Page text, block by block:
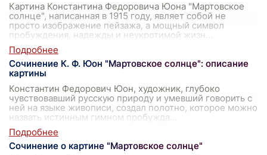
Картина Константина Федоровича Юона "Мартовское
солнце", написанная в 1915 году, являет собой не
просто изображение пейзажа, а мощный символ
пробуждения, надежды и неукротимой жизн
Сочинение К. Ф. Юон "Мартовское солнце": описание
картины
Константин Федорович Юон, художник, глубоко
чувствовавший русскую природу и умевший говорить с
ней на языке живописи, создал полотно, которое можно
назвать истинным гимном пробужда
Сочинение о картине "Мартовское солнце"